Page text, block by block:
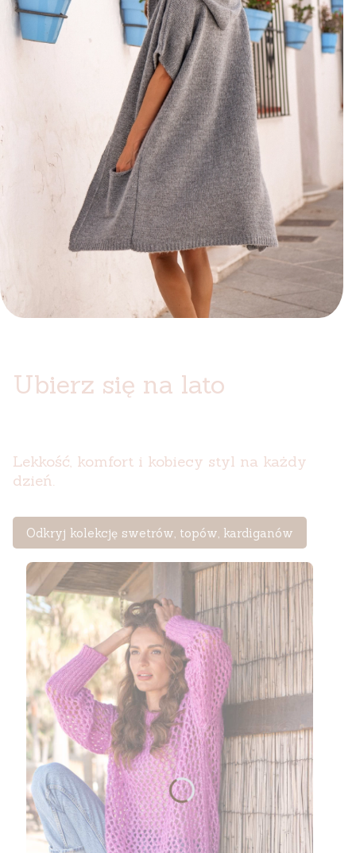
Ubierz się na lato
Lekkość, komfort i kobiecy styl na każdy
dzień.
Odkryj kolekcję swetrów, topów, kardiganów